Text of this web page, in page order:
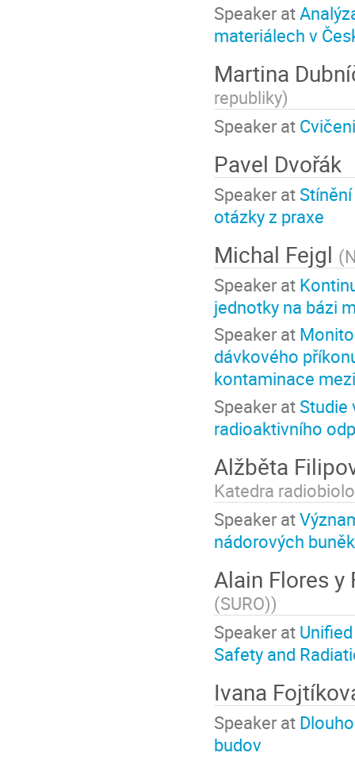
Speaker at
materiálech v
Martina
republiky)
Speaker at
Pavel Dvořák
Speaker at
otázky z praxe
Michal Fejgl (
Speaker at
jednotky na bázi
Speaker at
dávkového
kontaminace
Speaker at Studie
radioaktivního
Alžběta
Katedra
Speaker at
nádorových
Alain Flores
(SURO))
Speaker at
Safety and
Ivana
Speaker at
budov